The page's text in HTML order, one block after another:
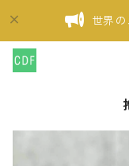
世界